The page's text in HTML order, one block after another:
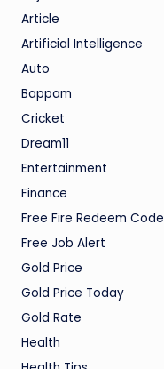
Article
Artificial Intelligence
Auto
Bappam
Cricket
Dream11
Entertainment
Finance
Free Fire Redeem Code
Free Job Alert
Gold Price
Gold Price Today
Gold Rate
Health